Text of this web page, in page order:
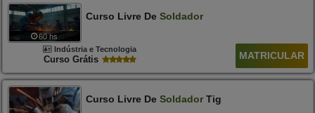
60 hs
Curso Livre De Soldador
Indústria e Tecnologia
Curso Grátis MATRICULAR
Curso Livre De SoldadorTig